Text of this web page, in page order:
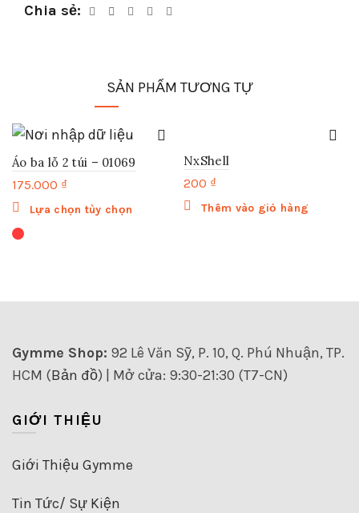
Chia sẻ
SẢN PHẨM TƯƠNG TỰ
Áo ba lỗ 2 túi – 01069
175.000 ₫
Lựa chọn tùy chọn
tùy
chọn
có
trang
NxShell
200 ₫
Thêm vào giỏ hàng
Gymme Shop: 92 Lê Văn Sỹ, P. 10, Q. Phú Nhuận, TP.
HCM (Bản đồ) | Mở cửa: 9:30-21:30 (T7-CN)
GIỚI THIỆU
Giới Thiệu Gymme
Tin Tức/ Sự Kiện